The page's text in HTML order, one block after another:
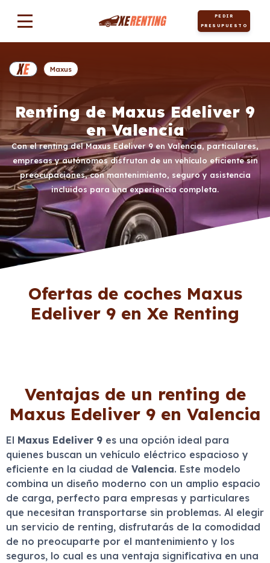
PEDIR
PRESUPUESTO
Renting de Maxus Edeliver 9
en Valencia
Con el renting del Maxus Edeliver 9 en Valencia, particulares,
empresas y autónomos disfrutan de un vehículo eficiente sin
preocupaciones, con mantenimiento, seguro y asistencia
incluidos para una experiencia completa.
Maxus
Ofertas de coches Maxus
Edeliver 9 en Xe Renting
Ventajas de un renting de
Maxus Edeliver 9 en Valencia
El Maxus Edeliver 9 es una opción ideal para
quienes buscan un vehículo eléctrico espacioso y
eficiente en la ciudad de Valencia. Este modelo
combina un diseño moderno con un amplio espacio
de carga, perfecto para empresas y particulares
que necesitan transportarse sin problemas. Al elegir
un servicio de renting, disfrutarás de la comodidad
de no preocuparte por el mantenimiento y los
seguros, lo cual es una ventaja significativa en una